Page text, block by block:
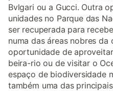
Bvlgari ou a Gucci. Outra
unidades no Parque das
ser recuperada para
numa das áreas nobres da
oportunidade de
beira-rio ou de visitar o
espaço de biodiversidade
também uma das